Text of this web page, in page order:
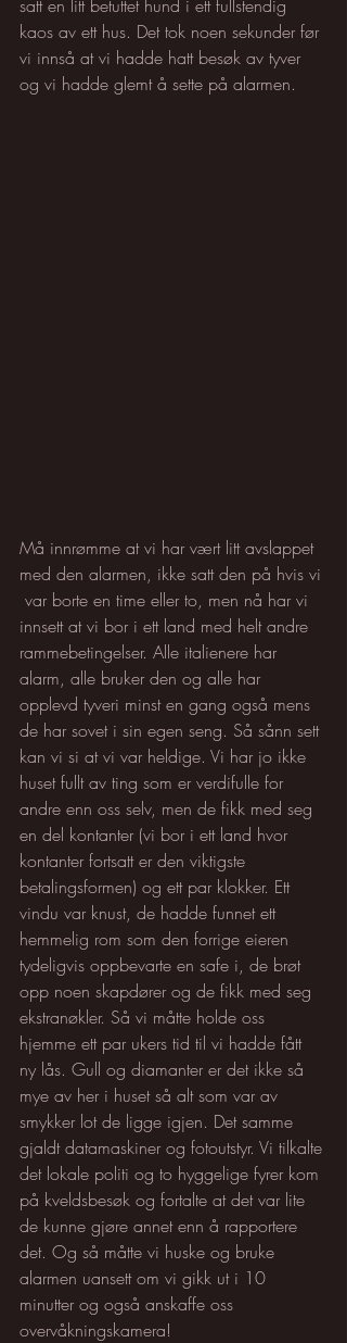
satt en litt betuttet hund i ett fullstendig
kaos av ett hus. Det tok noen sekunder før
vi innså at vi hadde hatt besøk av tyver
og vi hadde glemt å sette på alarmen.
Må innrømme at vi har vært litt avslappet
med den alarmen, ikke satt den på hvis vi
var borte en time eller to, men nå har vi
innsett at vi bor i ett land med helt andre
rammebetingelser. Alle italienere har
alarm, alle bruker den og alle har
opplevd tyveri minst en gang også mens
de har sovet i sin egen seng. Så sånn sett
kan vi si at vi var heldige. Vi har jo ikke
huset fullt av ting som er verdifulle for
andre enn oss selv, men de fikk med seg
en del kontanter (vi bor i ett land hvor
kontanter fortsatt er den viktigste
betalingsformen) og ett par klokker. Ett
vindu var knust, de hadde funnet ett
hemmelig rom som den forrige eieren
tydeligvis oppbevarte en safe i, de brøt
opp noen skapdører og de fikk med seg
ekstranøkler. Så vi måtte holde oss
hjemme ett par ukers tid til vi hadde fått
ny lås. Gull og diamanter er det ikke så
mye av her i huset så alt som var av
smykker lot de ligge igjen. Det samme
gjaldt datamaskiner og fotoutstyr. Vi tilkalte
det lokale politi og to hyggelige fyrer kom
på kveldsbesøk og fortalte at det var lite
de kunne gjøre annet enn å rapportere
det. Og så måtte vi huske og bruke
alarmen uansett om vi gikk ut i 10
minutter og også anskaffe oss
overvåkningskamera!